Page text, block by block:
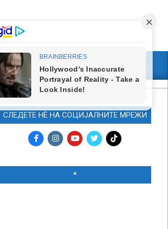
МАРКЕТИНГ
СЛЕДЕТЕ НЀ НА СОЦИЈАЛНИТЕ МРЕЖИ
*